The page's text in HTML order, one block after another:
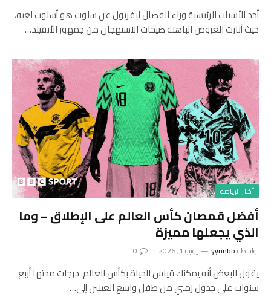
أحد الأسباب الرئيسية وراء انفصال ليفربول عن سلوت هو أسلوب لعبه،
حيث أثارت العروض الباهتة صيحات الاستهجان من جمهور الأنفيلد…
أخبار الرياضة
أفضل قمصان كأس العالم على الإطلاق – وما
الذي يجعلها مميزة
بواسطةyynnbb يونيو 1, 2026 0
يقول البعض أنه يمكنك قياس الحياة بكأس العالم. درجات مدتها أربع
سنوات على جدول زمني من طفل واسع العينين إلى…